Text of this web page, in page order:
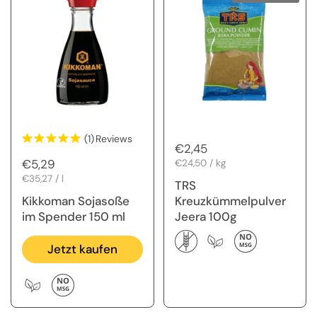
(1)Reviews
Regulärer Preis
€5,29
Stückpreis
€35,27 / l
Kikkoman Sojasoße
im Spender 150 ml
Jetzt kaufen
Regulärer Preis
€2,45
Stückpreis
€24,50 / kg
TRS
Kreuzkümmelpulver
Jeera 100g